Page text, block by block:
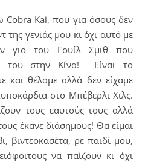
της γενιάς μου κι όχι αυτό με
γιο του Γουίλ Σμιθ που
του στην Κίνα! Είναι το
και θέλαμε αλλά δεν είχαμε
στο Μπέβερλι Χιλς.
τους εαυτούς τους αλλά
έκανε διάσημους! Θα είμαι
βιντεοκασέτα, ρε παιδί μου,
να παίζουν κι όχι